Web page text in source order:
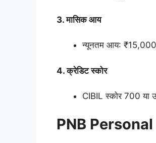
3. मासिक आय
न्यूनतम आय:
4. क्रेडिट स्कोर
CIBIL स्कोर 700 या
PNB Personal